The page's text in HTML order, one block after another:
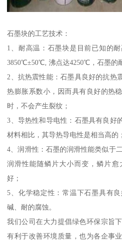
石墨块的工艺技术：
1、耐高温：石墨块是目前已知的
3850℃±50℃, 沸点达4250℃，石墨的
2、抗热震性能：石墨具良好的抗热
热膨胀系数小，因而具有良好的热
时，不会产生裂纹；
3、导热性和导电性：石墨具有良好
材料相比，其导热导电性是相当高的；
4、润滑性：石墨的润滑性能类似于
润滑性能随鳞片大小而变，鳞片
好；
5、化学稳定性：常温下石墨具有
碱、耐的腐蚀。
我们公司在大力提倡绿色环保宗旨
有利于改善环境质量，也为各企事